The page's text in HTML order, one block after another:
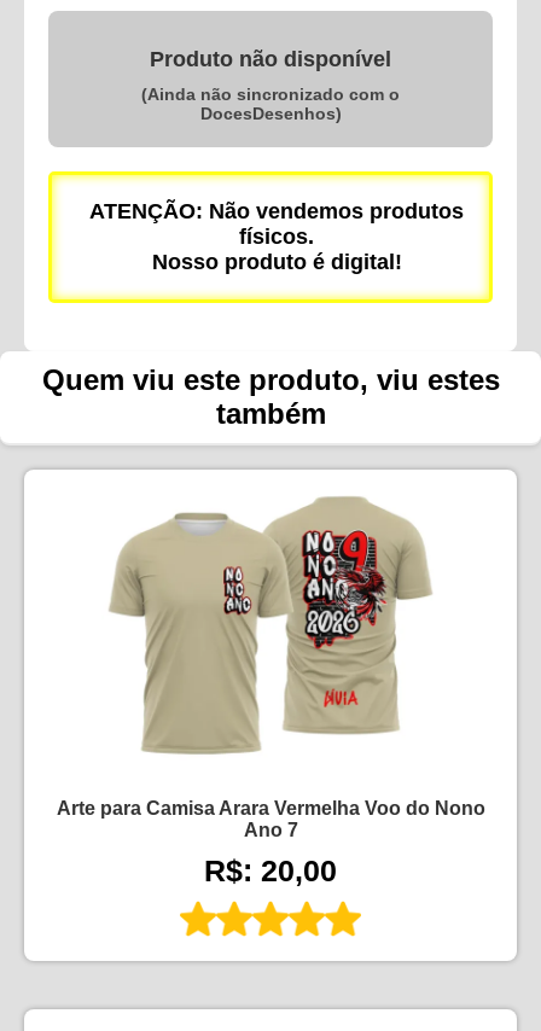
Produto não disponível
(Ainda não sincronizado com o
DocesDesenhos)
ATENÇÃO: Não vendemos produtos
físicos.
Nosso produto é digital!
Quem viu este produto, viu estes
também
Arte para Camisa Arara Vermelha Voo do Nono
Ano 7
R$: 20,00